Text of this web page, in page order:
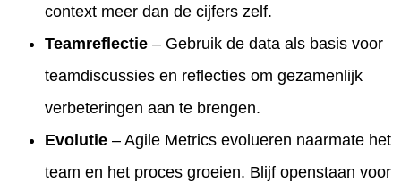
context meer dan de cijfers zelf.
Teamreflectie – Gebruik de data als basis voor
teamdiscussies en reflecties om gezamenlijk
verbeteringen aan te brengen.
Evolutie – Agile Metrics evolueren naarmate het
team en het proces groeien. Blijf openstaan voor